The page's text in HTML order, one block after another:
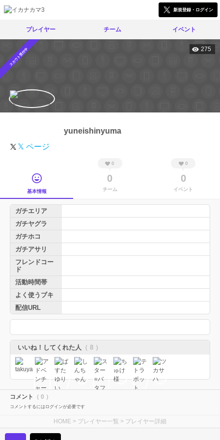
新規登録・ログイン
プレイヤー チーム イベント
スカウト受付中 275
yuneishinyuma
𝕏 ページ
基本情報
0
0
チーム
0
0
イベント
ガチエリア
ガチヤグラ
ガチホコ
ガチアサリ
フレンドコー
ド
活動時間帯
よく使うブキ
配信URL
いいね！してくれた人 （ 8 ）
コメント （ 0 ）
コメントするにはログインが必要です
HOME > プレイヤー一覧 > プレイヤー詳細